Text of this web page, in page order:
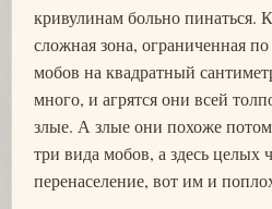
кривулинам больно пинаться.
сложная зона, ограниченная
мобов на квадратный
много, и агрятся они всей
злые. А злые они похоже
три вида мобов, а здесь целых
перенаселение, вот им и